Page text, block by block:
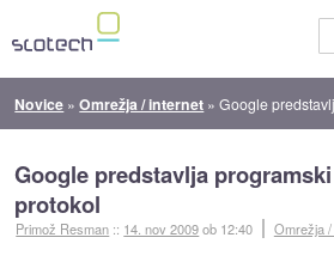
Novice »Omrežja / internet »Google predstavlja
Google predstavlja
protokol
Primož Resman :: 14. nov 2009ob 12:40 Omrežja